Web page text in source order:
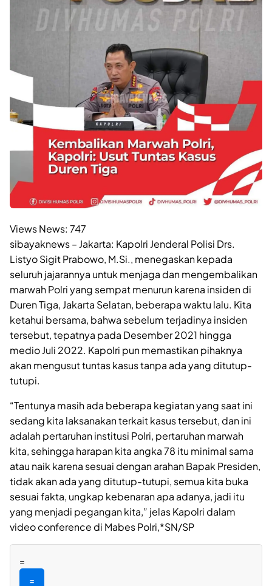
Views News: 747
sibayaknews – Jakarta: Kapolri Jenderal Polisi Drs.
Listyo Sigit Prabowo, M.Si., menegaskan kepada
seluruh jajarannya untuk menjaga dan mengembalikan
marwah Polri yang sempat menurun karena insiden di
Duren Tiga, Jakarta Selatan, beberapa waktu lalu. Kita
ketahui bersama, bahwa sebelum terjadinya insiden
tersebut, tepatnya pada Desember 2021 hingga
medio Juli 2022. Kapolri pun memastikan pihaknya
akan mengusut tuntas kasus tanpa ada yang ditutup-
tutupi.
“Tentunya masih ada beberapa kegiatan yang saat ini
sedang kita laksanakan terkait kasus tersebut, dan ini
adalah pertaruhan institusi Polri, pertaruhan marwah
kita, sehingga harapan kita angka 78 itu minimal sama
atau naik karena sesuai dengan arahan Bapak Presiden,
tidak akan ada yang ditutup-tutupi, semua kita buka
sesuai fakta, ungkap kebenaran apa adanya, jadi itu
yang menjadi pegangan kita,” jelas Kapolri dalam
video conference di Mabes Polri,*SN/SP
=
=